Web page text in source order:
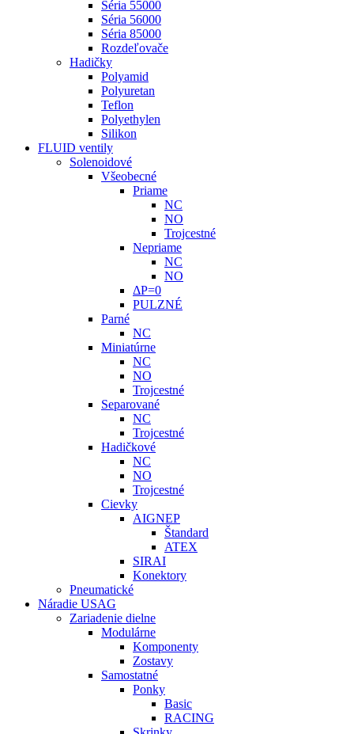
Séria 55000
Séria 56000
Séria 85000
Rozdeľovače
Hadičky
Polyamid
Polyuretan
Teflon
Polyethylen
Silikon
FLUID ventily
Solenoidové
Všeobecné
Priame
NC
NO
Trojcestné
Nepriame
NC
NO
ΔP=0
PULZNÉ
Parné
NC
Miniatúrne
NC
NO
Trojcestné
Separované
NC
Trojcestné
Hadičkové
NC
NO
Trojcestné
Cievky
AIGNEP
Štandard
ATEX
SIRAI
Konektory
Pneumatické
Náradie USAG
Zariadenie dielne
Modulárne
Komponenty
Zostavy
Samostatné
Ponky
Basic
RACING